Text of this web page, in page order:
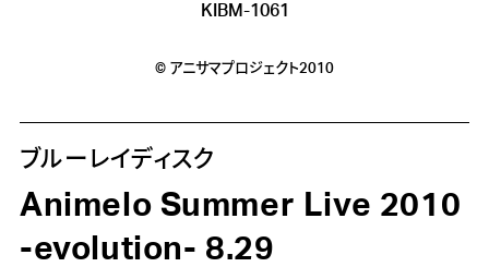
KIBM-1061
© アニサマプロジェクト2010
ブルーレイディスク
Animelo Summer Live 2010
-evolution- 8.29